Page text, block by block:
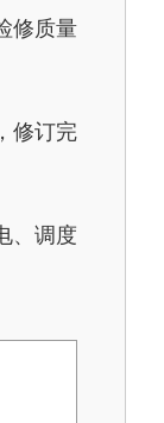
修质量
修订完
、调度